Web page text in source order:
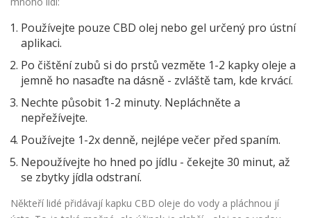
Používejte pouze CBD olej nebo gel určený pro ústní
aplikaci.
Po čištění zubů si do prstů vezměte 1-2 kapky oleje a
jemně ho nasaďte na dásně - zvláště tam, kde krvácí.
Nechte působit 1-2 minuty. Nepláchněte a
nepřežívejte.
Používejte 1-2x denně, nejlépe večer před spaním.
Nepoužívejte ho hned po jídlu - čekejte 30 minut, až
se zbytky jídla odstraní.
Někteří lidé přidávají kapku CBD oleje do vody a pláchnou jí